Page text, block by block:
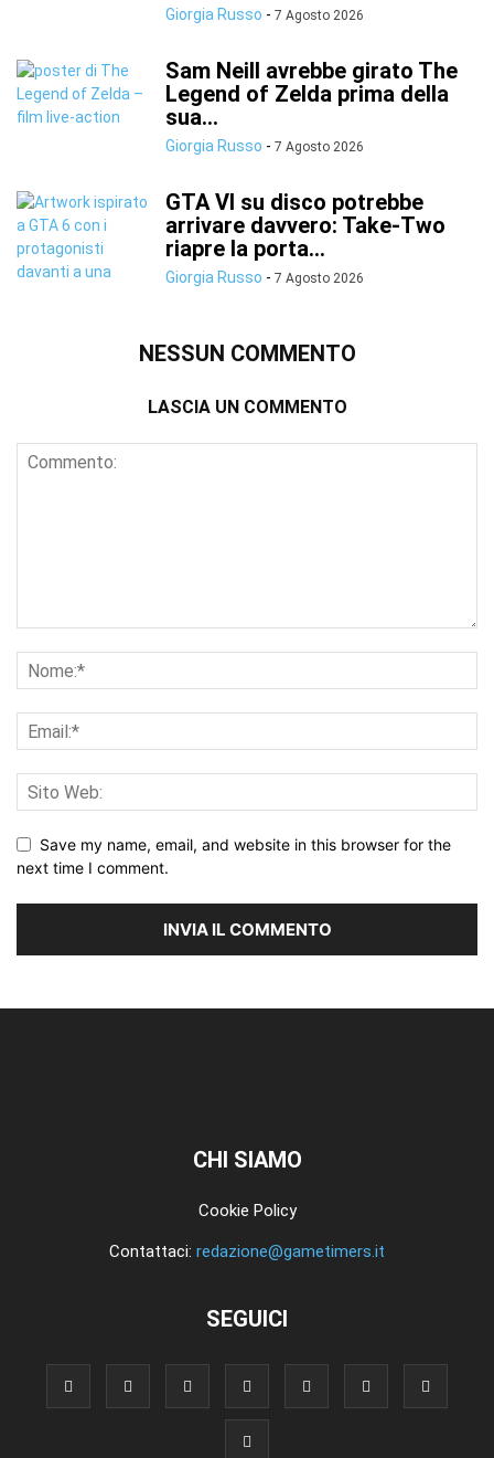
Giorgia Russo - 7 Agosto 2026
Sam Neill avrebbe girato The
Legend of Zelda prima della
sua...
Giorgia Russo - 7 Agosto 2026
GTA VI su disco potrebbe
arrivare davvero: Take-Two
riapre la porta...
Giorgia Russo - 7 Agosto 2026
NESSUN COMMENTO
LASCIA UN COMMENTO
Save my name, email, and website in this browser for the
next time I comment.
CHI SIAMO
Cookie Policy
Contattaci: redazione@gametimers.it
SEGUICI